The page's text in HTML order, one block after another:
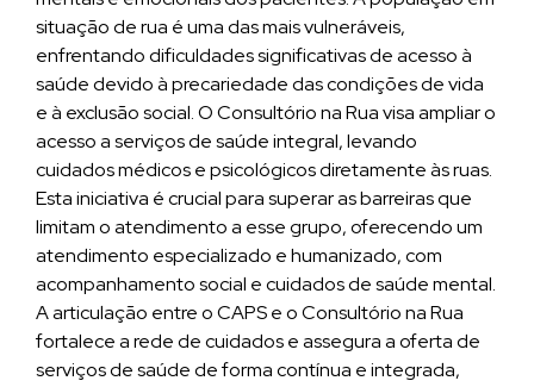
situação de rua é uma das mais vulneráveis,
enfrentando dificuldades significativas de acesso à
saúde devido à precariedade das condições de vida
e à exclusão social. O Consultório na Rua visa ampliar o
acesso a serviços de saúde integral, levando
cuidados médicos e psicológicos diretamente às ruas.
Esta iniciativa é crucial para superar as barreiras que
limitam o atendimento a esse grupo, oferecendo um
atendimento especializado e humanizado, com
acompanhamento social e cuidados de saúde mental.
A articulação entre o CAPS e o Consultório na Rua
fortalece a rede de cuidados e assegura a oferta de
serviços de saúde de forma contínua e integrada,